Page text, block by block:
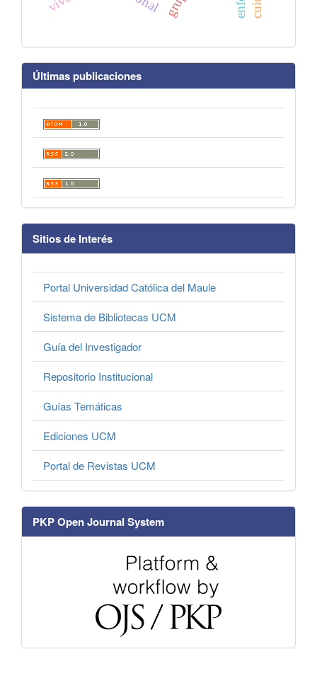
Últimas publicaciones
Sitios de Interés
Portal Universidad Católica del Maule
Sistema de Bibliotecas UCM
Guía del Investigador
Repositorio Institucional
Guías Temáticas
Ediciones UCM
Portal de Revistas UCM
PKP Open Journal System